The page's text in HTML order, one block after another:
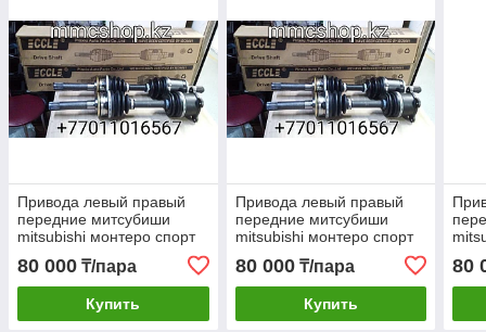
Привода левый правый
передние митсубиши
mitsubishi монтеро спорт
делика паджеро 2 montero
sport delica pajero
80 000 ₸/пара
Купить
Привода левый правый
передние митсубиши
mitsubishi монтеро спорт
делика паджеро 2 montero
sport delica pajero
80 000₸/пара
Купить
80